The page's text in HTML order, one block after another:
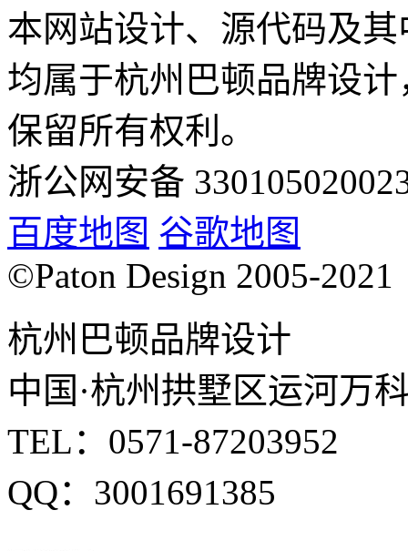
本网站设计、源代码及
均属于杭州巴顿品牌设计
保留所有权利。
浙公网安备
百度地图 谷歌地图
©Paton Design 2005-2021
杭州巴顿品牌设计
中国·杭州拱墅区运河万
TEL：0571-87203952
QQ：3001691385